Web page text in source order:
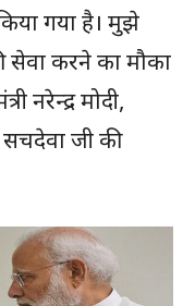
गया है। मुझे
सेवा करने का मौका
नरेन्द्र मोदी,
सचदेवा जी की